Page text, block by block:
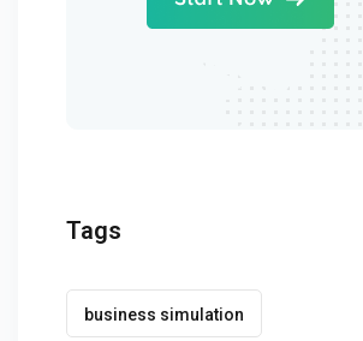
Tags
business simulation